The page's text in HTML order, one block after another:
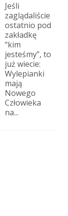
Jeśli
zaglądaliście
ostatnio pod
zakładkę
“kim
jesteśmy”, to
już wiecie:
Wylepianki
mają
Nowego
Człowieka
na...